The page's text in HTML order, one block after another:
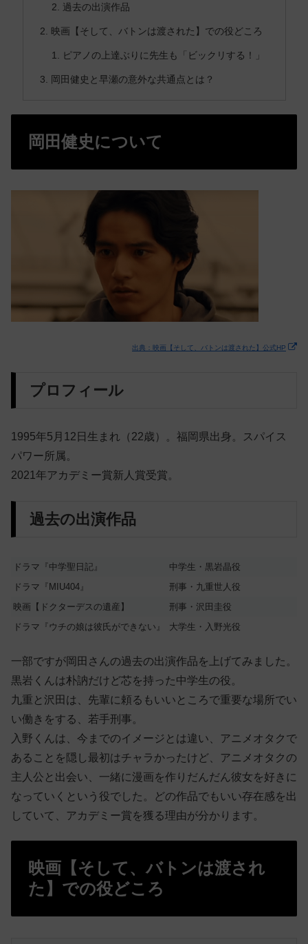
過去の出演作品
映画【そして、バトンは渡された】での役どころ
ピアノの上達ぶりに先生も「ビックリする！」
岡田健史と早瀬の意外な共通点とは？
岡田健史について
出典：映画【そして、バトンは渡された】公式HP
プロフィール
1995年5月12日生まれ（22歳）。福岡県出身。スパイス
パワー所属。
2021年アカデミー賞新人賞受賞。
過去の出演作品
ドラマ『中学聖日記』
中学生・黒岩晶役
ドラマ『MIU404』
刑事・九重世人役
映画【ドクターデスの遺産】
刑事・沢田圭役
ドラマ『ウチの娘は彼氏ができない』
大学生・入野光役
一部ですが岡田さんの過去の出演作品を上げてみました。
黒岩くんは朴訥だけど芯を持った中学生の役。
九重と沢田は、先輩に頼るもいいところで重要な場所でい
い働きをする、若手刑事。
入野くんは、今までのイメージとは違い、アニメオタクで
あることを隠し最初はチャラかったけど、アニメオタクの
主人公と出会い、一緒に漫画を作りだんだん彼女を好きに
なっていくという役でした。どの作品でもいい存在感を出
していて、アカデミー賞を獲る理由が分かります。
映画【そして、バトンは渡され
た】での役どころ